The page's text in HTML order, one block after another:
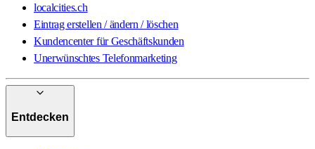
localcities.ch
Eintrag erstellen / ändern / löschen
Kundencenter für Geschäftskunden
Unerwünschtes Telefonmarketing
Entdecken